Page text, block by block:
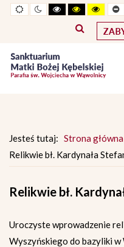
Widok
standardowy
Widok
nocny
Wysoki
kontrast
tryb
czarno
Wysoki
kontrast
tryb
czarno
Wysoki
tryb
żółto
-
Jesteś tutaj: Strona główna
Relikwie bł. Kardynała
Relikwie bł.
Uroczyste wprowadzenie
Wyszyńskiego do bazyliki